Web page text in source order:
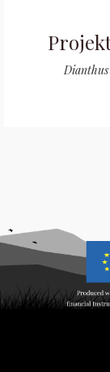
Dianthus